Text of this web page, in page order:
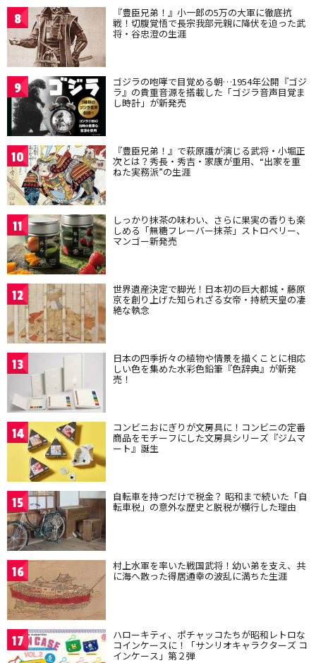
8 『豊臣兄弟！』小一郎の5万の大軍に徹底抗
戦！切腹覚悟で長宗我部元親に降伏を迫った武
将・谷忠澄の生涯
9 ゴジラの咆哮で目覚める朝…1954年公開『ゴジ
ラ』の貴重音源を搭載した「ゴジラ音声目覚ま
し時計」が新発売
10 『豊臣兄弟！』で萩原護が演じる武将・小堀正
次とは？秀長・秀吉・家康が重用、“出家を重
ねた実務派”の生涯
11 しっかり抹茶の味わい、さらに果実の香りも楽
しめる「無糖フレーバー抹茶」ストロベリー、
マンゴー新発売
12 世界遺産決定で脚光！日本初の巨大都城・藤原
京を創り上げた知られざる女帝・持統天皇の凄
絶な執念
13 日本の四季折々の植物や情景を描くことに相応
しい色を集めた水彩色鉛筆『色辞典』が新発
売！
14 コンビニおにぎりが文房具に！コンビニの定番
商品をモチーフにした文房具シリーズ『ジムマ
ート』誕生
15 自転車を持つだけで税金？ 昭和まで続いた「自
転車税」の意外な歴史と脱税が横行した理由
16 村上水軍を率いた戦国武将！幼い弟を支え、共
に海へ散った得居通幸の波乱に満ちた生涯
17 ハローキティ、ポチャッコたちが昭和レトロな
コインケースに！「サンリオキャラクターズ コ
インケース」第２弾